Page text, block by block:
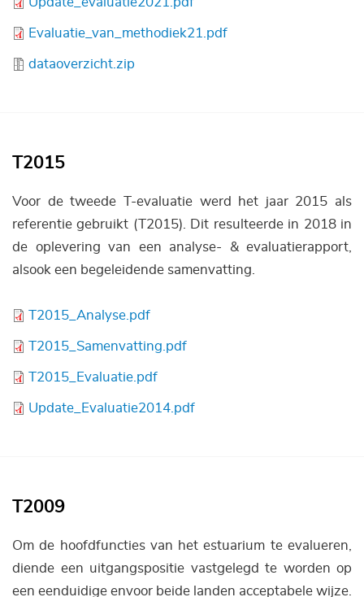
Bestand
Evaluatie_van_methodiek21.pdf
Bestand
dataoverzicht.zip
T2015
Voor de tweede T-evaluatie werd het jaar 2015 als
referentie gebruikt (T2015). Dit resulteerde in 2018 in
de oplevering van een analyse- & evaluatierapport,
alsook een begeleidende samenvatting.
Bestand
T2015_Analyse.pdf
Bestand
T2015_Samenvatting.pdf
Bestand
T2015_Evaluatie.pdf
Bestand
Update_Evaluatie2014.pdf
T2009
Om de hoofdfuncties van het estuarium te evalueren,
diende een uitgangspositie vastgelegd te worden op
een eenduidige envoor beide landen acceptabele wijze.